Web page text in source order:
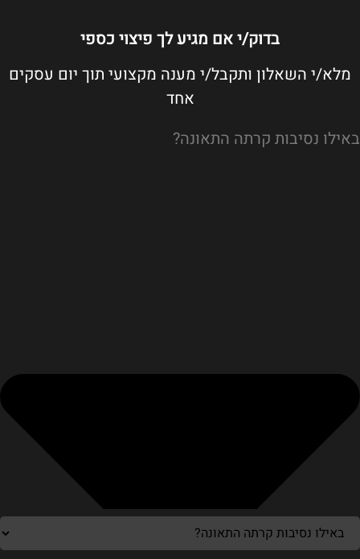
בדוק/י אם מגיע לך פיצוי כספי
מלא/י השאלון ותקבל/י מענה מקצועי תוך יום עסקים
אחד
באילו נסיבות קרתה התאונה?